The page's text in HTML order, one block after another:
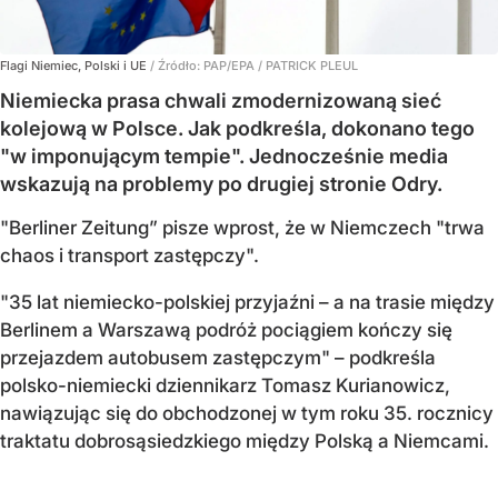
Flagi Niemiec, Polski i UE / Źródło: PAP/EPA / PATRICK PLEUL
Niemiecka prasa chwali zmodernizowaną sieć
kolejową w Polsce. Jak podkreśla, dokonano tego
"w imponującym tempie". Jednocześnie media
wskazują na problemy po drugiej stronie Odry.
"Berliner Zeitung” pisze wprost, że w Niemczech "trwa
chaos i transport zastępczy".
"35 lat niemiecko-polskiej przyjaźni – a na trasie między
Berlinem a Warszawą podróż pociągiem kończy się
przejazdem autobusem zastępczym" – podkreśla
polsko-niemiecki dziennikarz Tomasz Kurianowicz,
nawiązując się do obchodzonej w tym roku 35. rocznicy
traktatu dobrosąsiedzkiego między Polską a Niemcami.